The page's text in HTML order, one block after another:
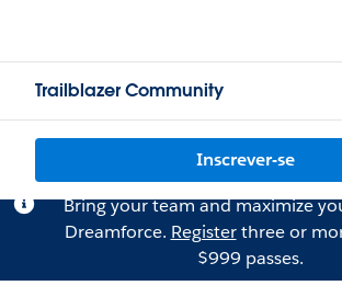
Trailblazer Community
Inscrever-se
Bring your team and maximize
Dreamforce. Registerthree or
$999 passes.